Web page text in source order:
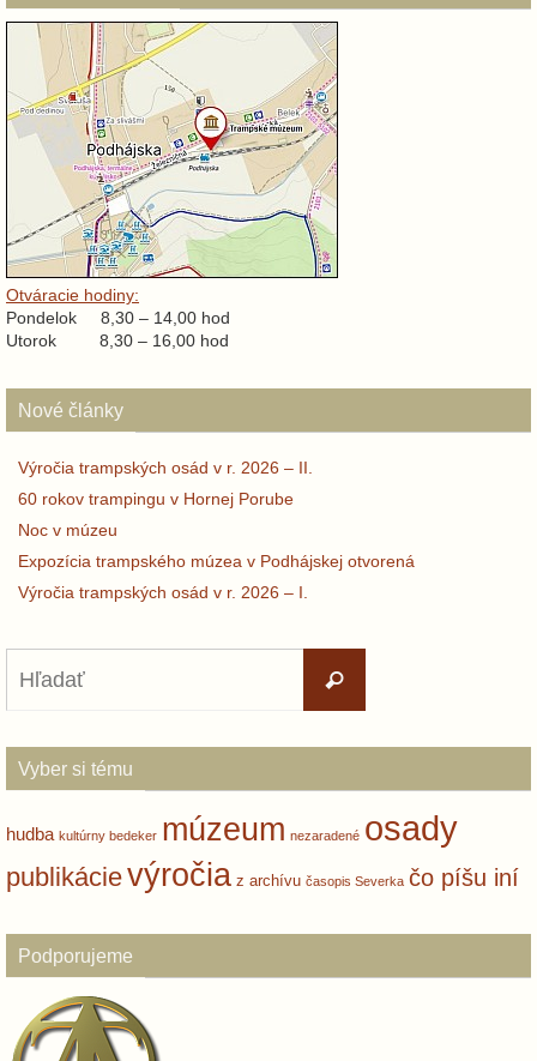
Otváracie hodiny:
Pondelok 8,30 – 14,00 hod
Utorok 8,30 – 16,00 hod
Nové články
Výročia trampských osád v r. 2026 – II.
60 rokov trampingu v Hornej Porube
Noc v múzeu
Expozícia trampského múzea v Podhájskej otvorená
Výročia trampských osád v r. 2026 – I.
Hľadať
Vyber si tému
hudba kultúrny bedeker múzeum nezaradené osady
publikácievýročia z archívu časopis Severka čo píšu iní
Podporujeme